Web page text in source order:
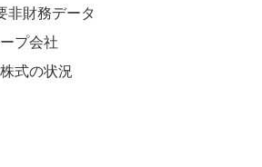
非財務データ
プ会社
式の状況